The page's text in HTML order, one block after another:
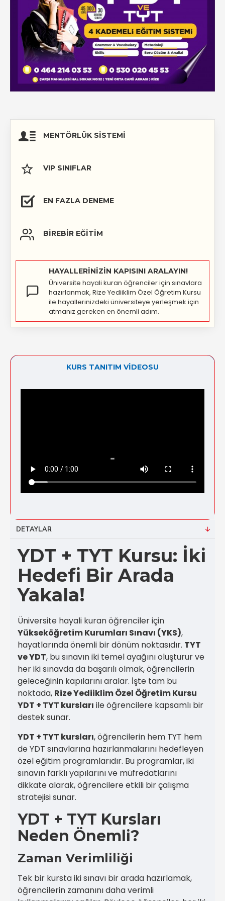
MENTÖRLÜK SISTEMI
VIP SINIFLAR
EN FAZLA DENEME
BIREBIR EĞITIM
HAYALLERINIZIN KAPISINI ARALAYIN!
Üniversite hayali kuran öğrenciler için sınavlara
hazırlanmak, Rize Yediiklim Özel Öğretim Kursu
ile hayallerinizdeki üniversiteye yerleşmek için
atmanız gereken en önemli adım.
KURS TANITIM VIDEOSU
DETAYLAR
YDT + TYT Kursu: İki
Hedefi Bir Arada
Yakala!
Üniversite hayali kuran öğrenciler için
Yükseköğretim Kurumları Sınavı (YKS),
hayatlarında önemli bir dönüm noktasıdır. TYT
ve YDT, bu sınavın iki temel ayağını oluşturur ve
her iki sınavda da başarılı olmak, öğrencilerin
geleceğinin kapılarını aralar. İşte tam bu
noktada, Rize Yediiklim Özel Öğretim Kursu
YDT + TYT kursları ile öğrencilere kapsamlı bir
destek sunar.
YDT + TYT kursları, öğrencilerin hem TYT hem
de YDT sınavlarına hazırlanmalarını hedefleyen
özel eğitim programlarıdır. Bu programlar, iki
sınavın farklı yapılarını ve müfredatlarını
dikkate alarak, öğrencilere etkili bir çalışma
stratejisi sunar.
YDT + TYT Kursları
Neden Önemli?
Zaman Verimliliği
Tek bir kursta iki sınavı bir arada hazırlamak,
öğrencilerin zamanını daha verimli